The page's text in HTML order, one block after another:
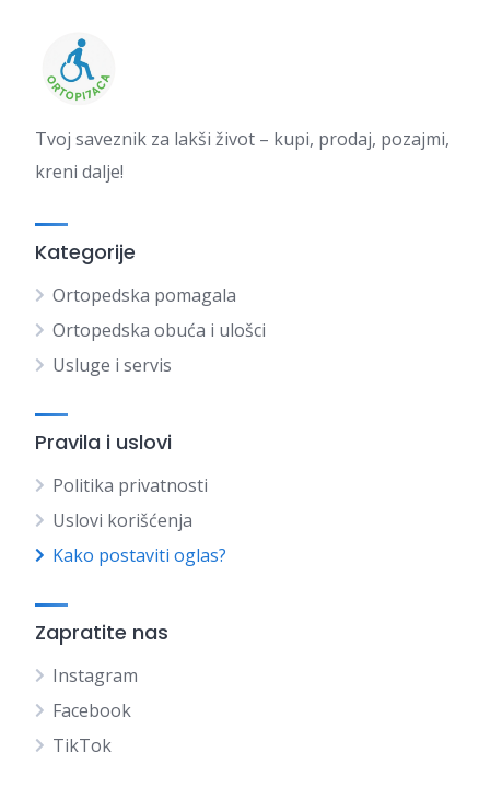
Tvoj saveznik za lakši život – kupi, prodaj, pozajmi,
kreni dalje!
Kategorije
Ortopedska pomagala
Ortopedska obuća i ulošci
Usluge i servis
Pravila i uslovi
Politika privatnosti
Uslovi korišćenja
Kako postaviti oglas?
Zapratite nas
Instagram
Facebook
TikTok